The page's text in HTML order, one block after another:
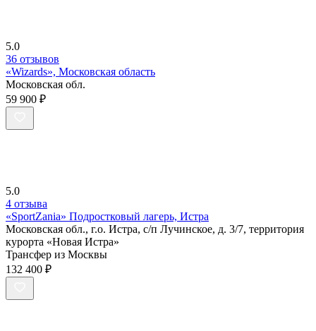
5.0
36 отзывов
«Wizards», Московская область
Московская обл.
59 900 ₽
5.0
4 отзыва
«SportZania» Подростковый лагерь, Истра
Московская обл., г.о. Истра, с/п Лучинское, д. 3/7, территория
курорта «Новая Истра»
Трансфер из Москвы
132 400 ₽